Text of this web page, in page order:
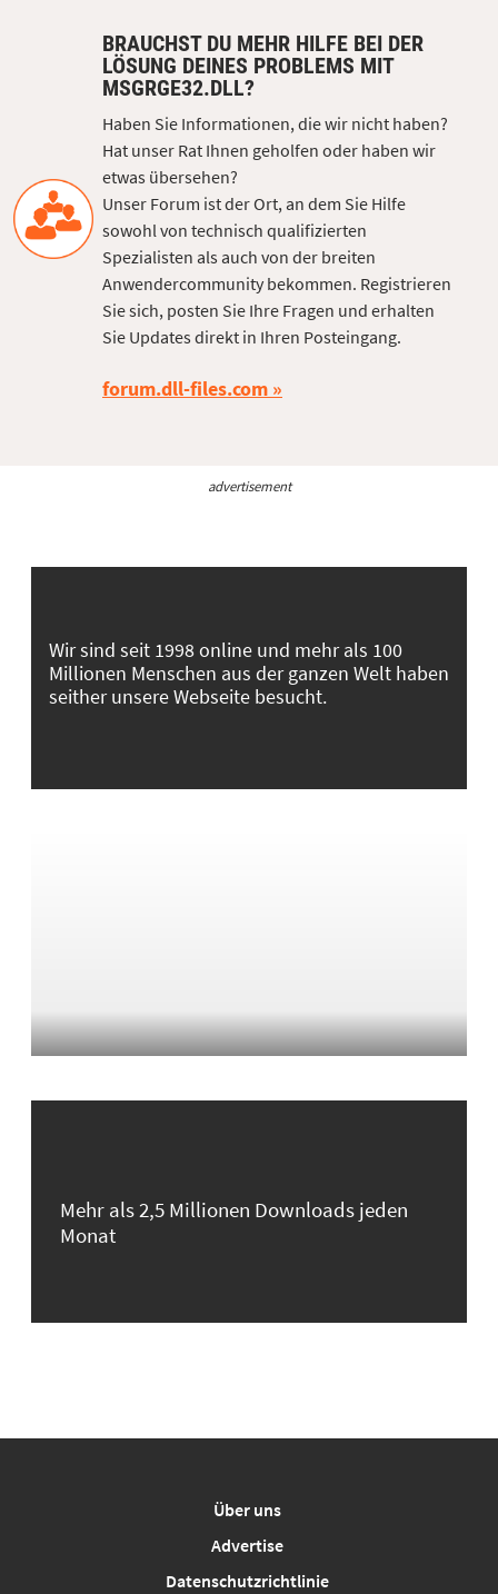
BRAUCHST DU MEHR HILFE BEI DER
LÖSUNG DEINES PROBLEMS MIT
MSGRGE32.DLL?
Haben Sie Informationen, die wir nicht haben?
Hat unser Rat Ihnen geholfen oder haben wir
etwas übersehen?
Unser Forum ist der Ort, an dem Sie Hilfe
sowohl von technisch qualifizierten
Spezialisten als auch von der breiten
Anwendercommunity bekommen. Registrieren
Sie sich, posten Sie Ihre Fragen und erhalten
Sie Updates direkt in Ihren Posteingang.
forum.dll-files.com
advertisement
Wir sind seit 1998 online und mehr als 100
Millionen Menschen aus der ganzen Welt haben
seither unsere Webseite besucht.
Mehr als 2,5 Millionen Downloads jeden
Monat
Über uns
Advertise
Datenschutzrichtlinie